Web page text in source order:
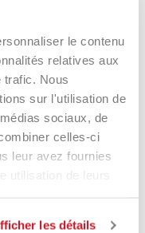
le contenu
relatives aux
trafic. Nous
sur l'utilisation de
sociaux, de
celles-ci
leur avez fournies
utilisation de leurs
les détails
lorsque le contact
ainsi à maintenir
des situations
la